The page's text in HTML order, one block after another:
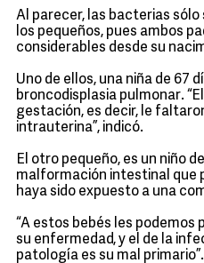
Al parecer, las bacterias
los pequeños, pues ambos
considerables desde su
Uno de ellos, una niña de 67
broncodisplasia pulmonar.
gestación, es decir, le
intrauterina”, indicó.
El otro pequeño, es un niño
malformación intestinal que
haya sido expuesto a una
“A estos bebés les podemos
su enfermedad, y el de la
patología es su mal primario”.